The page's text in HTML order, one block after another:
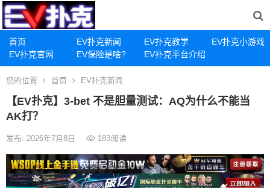
首页 EV扑克新闻 EV扑克教学
EV扑克小游戏
EV扑克官网
EV保险是啥? EV扑克平台介绍
您的位置 首页 EV扑克新闻
【EV扑克】3-bet 不是胆量测试：AQ为什么不能当
AK打？
发布: 2026年7月8日 183阅读